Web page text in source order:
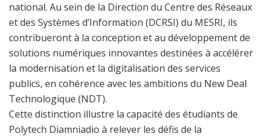
national. Au sein de la Direction du Centre des Réseaux
et des Systèmes d’Information (DCRSI) du MESRI, ils
contribueront à la conception et au développement de
solutions numériques innovantes destinées à accélérer
la modernisation et la digitalisation des services
publics, en cohérence avec les ambitions du New Deal
Technologique (NDT).
Cette distinction illustre la capacité des étudiants de
Polytech Diamniadio à relever les défis de la